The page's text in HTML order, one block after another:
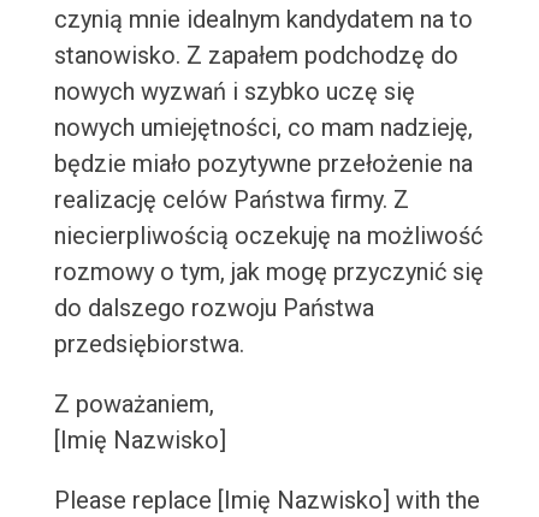
czynią mnie idealnym kandydatem na to
stanowisko. Z zapałem podchodzę do
nowych wyzwań i szybko uczę się
nowych umiejętności, co mam nadzieję,
będzie miało pozytywne przełożenie na
realizację celów Państwa firmy. Z
niecierpliwością oczekuję na możliwość
rozmowy o tym, jak mogę przyczynić się
do dalszego rozwoju Państwa
przedsiębiorstwa.
Z poważaniem,
[Imię Nazwisko]
Please replace [Imię Nazwisko] with the